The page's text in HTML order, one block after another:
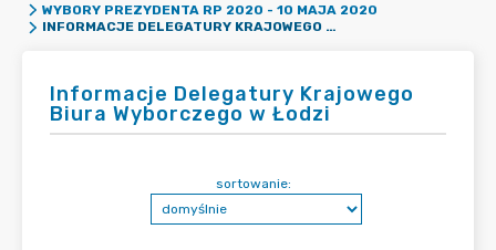
WYBORY PREZYDENTA RP 2020 - 10 MAJA 2020
INFORMACJE DELEGATURY KRAJOWEGO BIURA WYBORCZEGO W ŁODZI
Informacje Delegatury Krajowego
Biura Wyborczego w Łodzi
sortowanie: